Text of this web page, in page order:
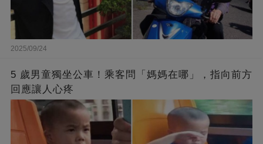
2025/09/24
5 歲男童獨坐公車！乘客問「媽媽在哪」，指向前方
回應讓人心疼